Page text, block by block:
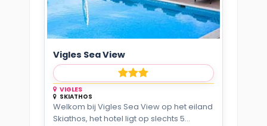
Vigles Sea View
VIGLES
SKIATHOS
Welkom bij Vigles Sea View op het eiland
Skiathos, het hotel ligt op slechts 5...